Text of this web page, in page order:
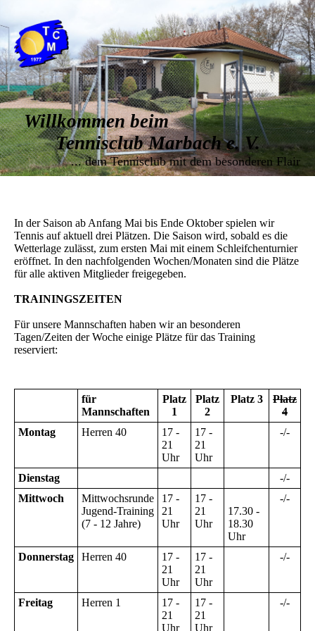
Willkommen beim
Tennisclub Marbach e. V.
... dem Tennisclub mit dem besonderen Flair
In der Saison ab Anfang Mai bis Ende Oktober spielen wir
Tennis auf aktuell drei Plätzen. Die Saison wird, sobald es die
Wetterlage zulässt, zum ersten Mai mit einem Schleifchenturnier
eröffnet. In den nachfolgenden Wochen/Monaten sind die Plätze
für alle aktiven Mitglieder freigegeben.
TRAININGSZEITEN
Für unsere Mannschaften haben wir an besonderen
Tagen/Zeiten der Woche einige Plätze für das Training
reserviert:
für
Mannschaften
Platz
1
Platz
2
Platz 3
Platz
4
Montag
Herren 40
17 -
21
Uhr
17 -
21
Uhr
-/-
Dienstag
-/-
Mittwoch
Mittwochsrunde
Jugend-Training
(7 - 12 Jahre)
17 -
21
Uhr
17 -
21
Uhr
17.30 -
18.30
Uhr
-/-
Donnerstag Herren 40
17 -
21
Uhr
17 -
21
Uhr
-/-
Freitag Herren 1
17 -
21
Uhr
17 -
21
Uhr
-/-